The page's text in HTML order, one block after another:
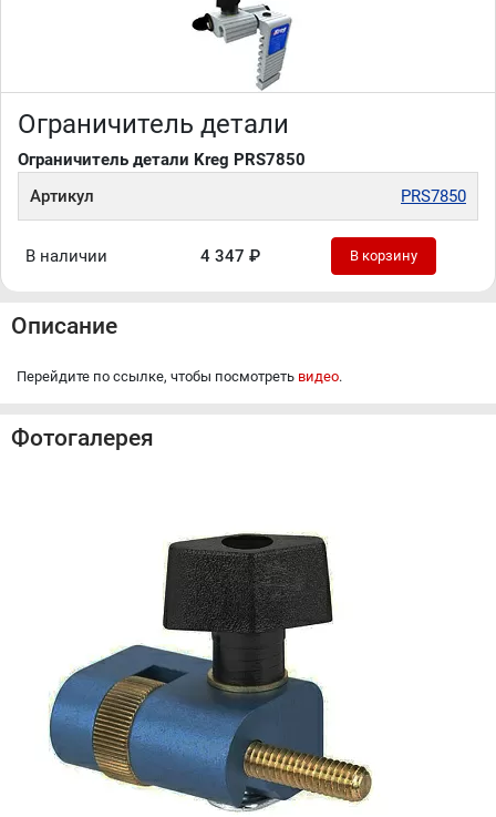
Ограничитель детали
Ограничитель детали Kreg PRS7850
Артикул
PRS7850
В наличии 4 347 ₽ В корзину
Описание
Перейдите по ссылке, чтобы посмотреть видео.
Фотогалерея